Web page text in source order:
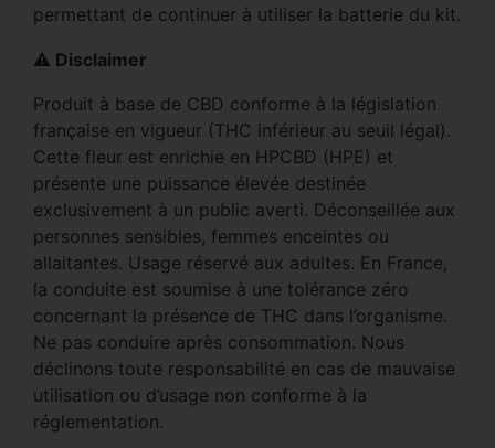
permettant de continuer à utiliser la batterie du kit.
⚠️ Disclaimer
Produit à base de CBD conforme à la législation
française en vigueur (THC inférieur au seuil légal).
Cette fleur est enrichie en HPCBD (HPE) et
présente une puissance élevée destinée
exclusivement à un public averti. Déconseillée aux
personnes sensibles, femmes enceintes ou
allaitantes. Usage réservé aux adultes. En France,
la conduite est soumise à une tolérance zéro
concernant la présence de THC dans l’organisme.
Ne pas conduire après consommation. Nous
déclinons toute responsabilité en cas de mauvaise
utilisation ou d’usage non conforme à la
réglementation.